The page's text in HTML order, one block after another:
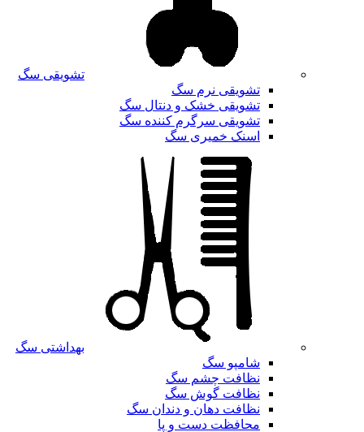
تشویقی سگ
تشویقی نرم سگ
تشویقی خشک و دنتال سگ
تشویقی سرگرم کننده سگ
اسنک خمیری سگ
بهداشتی سگ
شامپو سگ
نظافت چشم سگ
نظافت گوش سگ
نظافت دهان و دندان سگ
محافظت دست و پا